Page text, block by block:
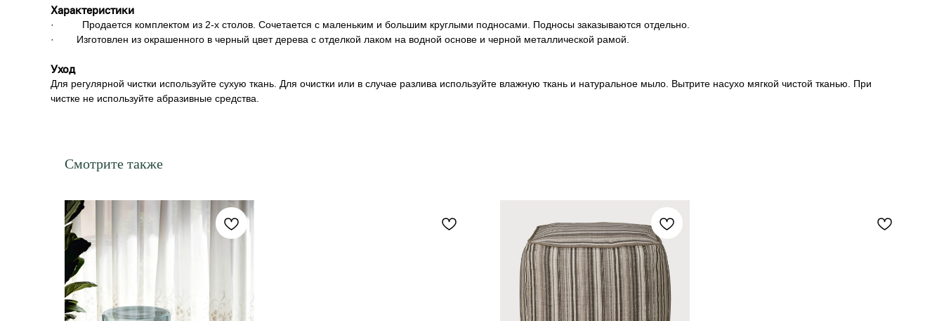
Характеристики
· Продается комплектом из 2-х столов. Сочетается с маленьким и большим круглыми подносами. Подносы заказываются отдельно.
· Изготовлен из окрашенного в черный цвет дерева с отделкой лаком на водной основе и черной металлической рамой.
Уход
Для регулярной чистки используйте сухую ткань. Для очистки или в случае разлива используйте влажную ткань и натуральное мыло. Вытрите насухо мягкой чистой тканью. При
чистке не используйте абразивные средства.
Смотрите также